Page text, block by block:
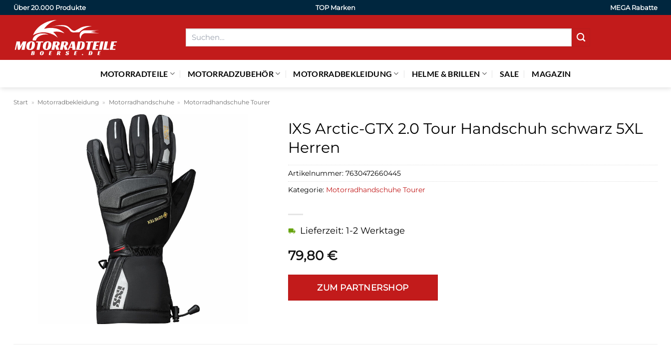
Zum
springen
Über 20.000 Produkte TOP Marken MEGA Rabatte
Suchen
MOTORRADTEILE MOTORRADZUBEHÖR MOTORRADBEKLEIDUNG HELME & BRILLEN SALE MAGAZIN
Start » Motorradbekleidung » Motorradhandschuhe » Motorradhandschuhe Tourer
IXS Arctic-GTX 2.0 Tour Handschuh schwarz 5XL
Herren
79,80 €
Lieferzeit: 1-2 Werktage
ZUM PARTNERSHOP
Artikelnummer: 7630472660445
Kategorie: Motorradhandschuhe Tourer